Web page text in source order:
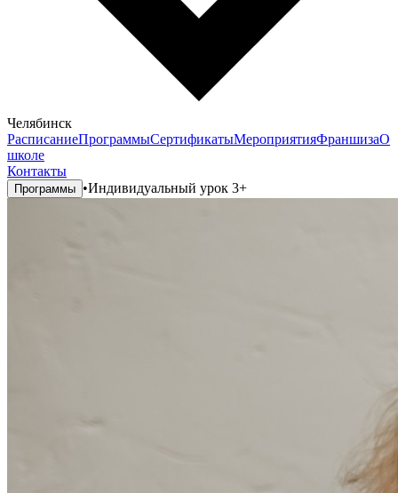
Челябинск
РасписаниеПрограммыСертификатыМероприятияФраншизаО
школе
Контакты
Программы •Индивидуальный урок 3+